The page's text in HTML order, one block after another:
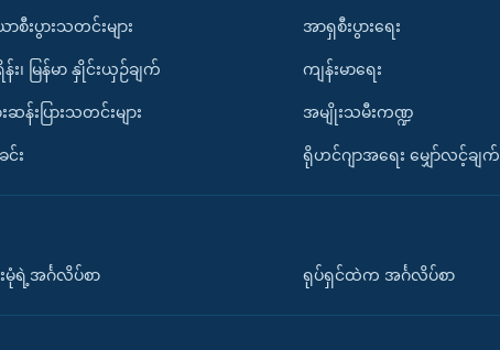
းပွားသတင်းများ
၊ မြန်မာ နှိုင်းယှဉ်ချက်
ဆန်းပြားသတင်းများ
း
အာရှစီးပွားရေး
ကျန်းမာရေး
အမျိုးသမီးကဏ္ဍ
ရိုဟင်ဂျာအရေး မျှော်လင့်ချက်
မုံရဲ့အင်္ဂလိပ်စာ ရုပ်ရှင်ထဲက အင်္ဂလိပ်စာ